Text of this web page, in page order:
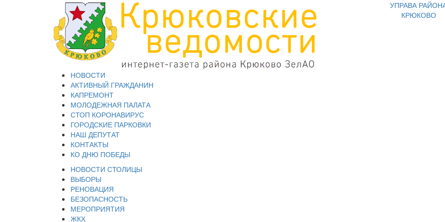
УПРАВА
КРЮКОВО
НОВОСТИ
АКТИВНЫЙ ГРАЖДАНИН
КАПРЕМОНТ
МОЛОДЕЖНАЯ ПАЛАТА
СТОП КОРОНАВИРУС
ГОРОДСКИЕ ПАРКОВКИ
НАШ ДЕПУТАТ
КОНТАКТЫ
КО ДНЮ ПОБЕДЫ
НОВОСТИ СТОЛИЦЫ
ВЫБОРЫ
РЕНОВАЦИЯ
БЕЗОПАСНОСТЬ
МЕРОПРИЯТИЯ
ЖКХ